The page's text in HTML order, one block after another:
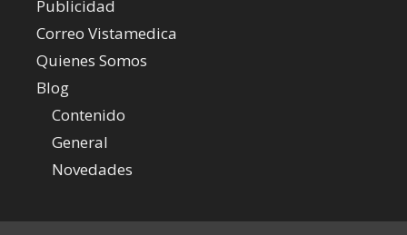
Publicidad
Correo Vistamedica
Quienes Somos
Blog
Contenido
General
Novedades